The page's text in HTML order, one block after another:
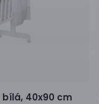
bílá, 40x90 cm